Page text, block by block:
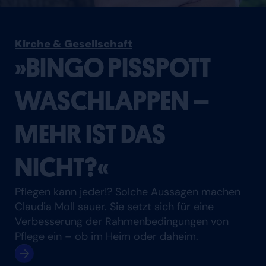
Kirche & Gesellschaft
»BINGO PISSPOTT
WASCHLAPPEN –
MEHR IST DAS
NICHT?«
Pflegen kann jeder!? Solche Aussagen machen
Claudia Moll sauer. Sie setzt sich für eine
Verbesserung der Rahmenbedingungen von
Pflege ein – ob im Heim oder daheim.